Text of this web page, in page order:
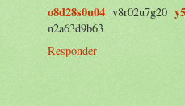
o8d28s0u04 v8r02u7g20
n2a63d9b63
Responder